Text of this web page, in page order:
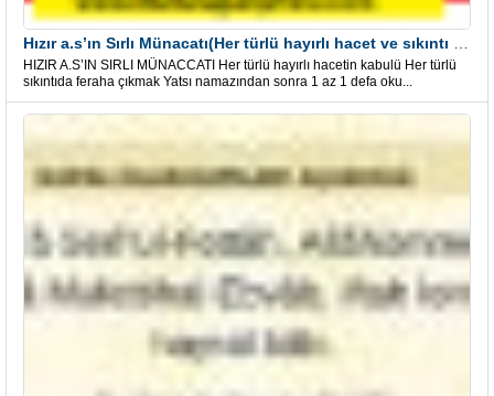
HIZIR A.S’IN SIRLI MÜNACCATI Her türlü hayırlı hacetin kabulü Her türlü
sıkıntıda feraha çıkmak Yatsı namazından sonra 1 az 1 defa oku...